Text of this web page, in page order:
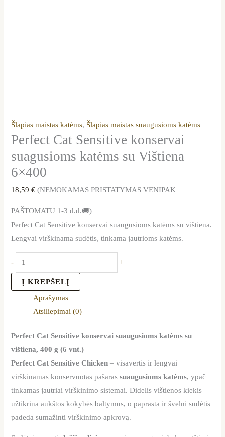
Šlapias maistas katėms, Šlapias maistas suaugusioms katėms
Perfect Cat Sensitive konservai
suagusioms katėms su Vištiena
6×400
18,59€ (NEMOKAMAS PRISTATYMAS VENIPAK
PAŠTOMATU 1-3 d.d.🚚)
Perfect Cat Sensitive konservai suaugusioms katėms su vištiena.
Lengvai virškinama sudėtis, tinkama jautrioms katėms.
- +
Į KREPŠELĮ
Aprašymas
Atsiliepimai (0)
Perfect Cat Sensitive konservai suaugusioms katėms su
vištiena, 400 g (6 vnt.)
Perfect Cat Sensitive Chicken – visavertis ir lengvai
virškinamas konservuotas pašarassuaugusioms katėms, ypač
tinkamas jautriai virškinimo sistemai. Didelis vištienos kiekis
užtikrina aukštos kokybės baltymus, o paprasta ir švelni sudėtis
padeda sumažinti virškinimo apkrovą.